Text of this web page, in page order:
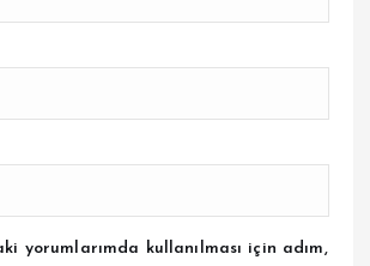
yorumlarımda kullanılması için adım,